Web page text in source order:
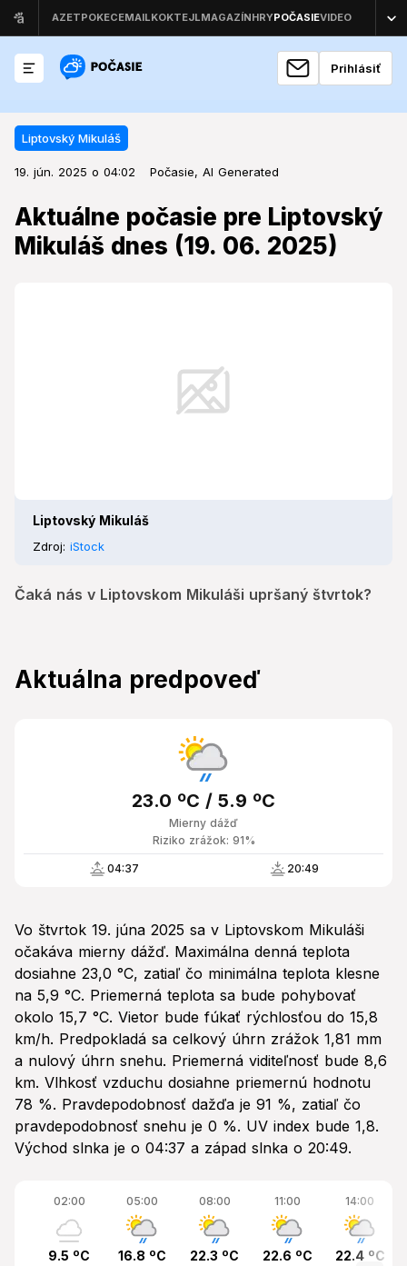
Prihlásiť
Liptovský Mikuláš
19. jún. 2025 o 04:02 Počasie, AI Generated
Aktuálne počasie pre Liptovský
Mikuláš dnes (19. 06. 2025)
Liptovský Mikuláš
Zdroj: iStock
Čaká nás v Liptovskom Mikuláši upršaný štvrtok?
Liptovský Mikuláš
Aktuálne počasie pre Liptovský
Mikuláš dnes (19. 06. 2025)
Čaká nás v Liptovskom Mikuláši upršaný štvrtok?
Aktuálna predpoveď
Mierny dážď
23.0 ºC / 5.9 ºC
Riziko zrážok: 91%
04:37 20:49
Vo štvrtok 19. júna 2025 sa v Liptovskom Mikuláši
očakáva mierny dážď. Maximálna denná teplota
dosiahne 23,0 °C, zatiaľ čo minimálna teplota klesne
na 5,9 °C. Priemerná teplota sa bude pohybovať
okolo 15,7 °C. Vietor bude fúkať rýchlosťou do 15,8
km/h. Predpokladá sa celkový úhrn zrážok 1,81 mm
a nulový úhrn snehu. Priemerná viditeľnosť bude 8,6
km. Vlhkosť vzduchu dosiahne priemernú hodnotu
78 %. Pravdepodobnosť dažďa je 91 %, zatiaľ čo
pravdepodobnosť snehu je 0 %. UV index bude 1,8.
Východ slnka je o 04:37 a západ slnka o 20:49.
02:00
9.5 ºC
05:00
16.8 ºC
08:00
22.3 ºC
11:00
22.6 ºC
14:00
22.4 ºC